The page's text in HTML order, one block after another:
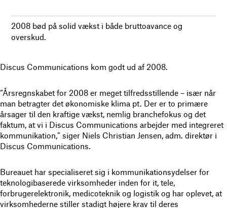
2008 bød på solid vækst i både bruttoavance og
overskud.
Discus Communications kom godt ud af 2008.
“Årsregnskabet for 2008 er meget tilfredsstillende – især når
man betragter det økonomiske klima pt. Der er to primære
årsager til den kraftige vækst, nemlig branchefokus og det
faktum, at vi i Discus Communications arbejder med integreret
kommunikation,” siger Niels Christian Jensen, adm. direktør i
Discus Communications.
Bureauet har specialiseret sig i kommunikationsydelser for
teknologibaserede virksomheder inden for it, tele,
forbrugerelektronik, medicoteknik og logistik og har oplevet, at
virksomhederne stiller stadigt højere krav til deres